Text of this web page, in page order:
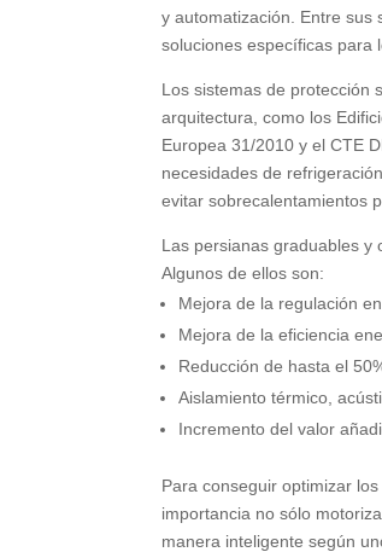
y automatización
Entre sus
soluciones específicas para
Los sistemas de protección
arquitectura ,como los
Europea 31/2010y el CTE
necesidades de
evitar sobrecalentamientos
Las persianas graduables y
Algunos de ellos son:
Mejora de la regulación
Mejora de la eficiencia
Reducción de hasta el
Aislamiento térmico ,
Incremento del valor
Para conseguir optimizar
importancia no sólo
manera inteligente según